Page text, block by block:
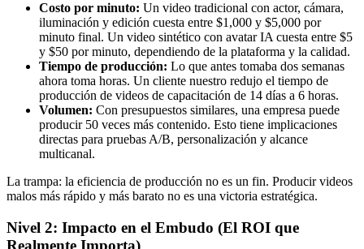
Costo por minuto: Un video tradicional con actor, cámara,
iluminación y edición cuesta entre $1,000 y $5,000 por
minuto final. Un video sintético con avatar IA cuesta entre $5
y $50 por minuto, dependiendo de la plataforma y la calidad.
Tiempo de producción: Lo que antes tomaba dos semanas
ahora toma horas. Un cliente nuestro redujo el tiempo de
producción de videos de capacitación de 14 días a 6 horas.
Volumen: Con presupuestos similares, una empresa puede
producir 50 veces más contenido. Esto tiene implicaciones
directas para pruebas A/B, personalización y alcance
multicanal.
La trampa: la eficiencia de producción no es un fin. Producir videos
malos más rápido y más barato no es una victoria estratégica.
Nivel 2: Impacto en el Embudo (El ROI que
Realmente Importa)